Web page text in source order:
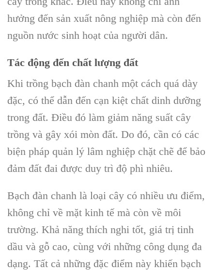
hưởng đến sản xuất nông nghiệp mà còn đến
nguồn nước sinh hoạt của người dân.
Tác động đến chất lượng đất
Khi trồng bạch đàn chanh một cách quá dày
đặc, có thể dẫn đến cạn kiệt chất dinh dưỡng
trong đất. Điều đó làm giảm năng suất cây
trồng và gây xói mòn đất. Do đó, cần có các
biện pháp quản lý lâm nghiệp chặt chẽ để bảo
đảm đất đai được duy trì độ phì nhiêu.
Bạch đàn chanh là loại cây có nhiều ưu điểm,
không chỉ về mặt kinh tế mà còn về môi
trường. Khả năng thích nghi tốt, giá trị tinh
dầu và gỗ cao, cùng với những công dụng đa
dạng. Tất cả những đặc điểm này khiến bạch